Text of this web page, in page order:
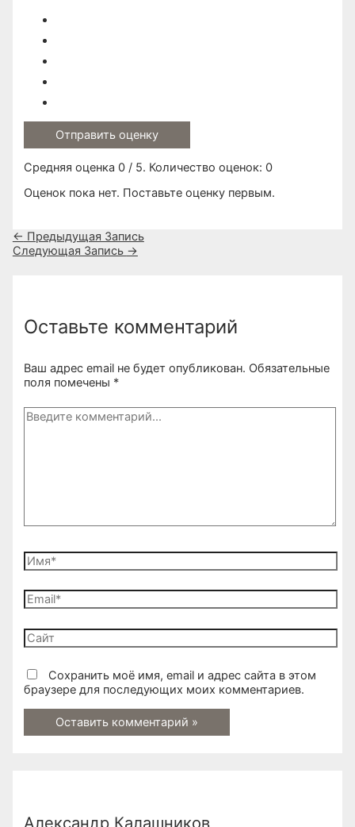
Отправить оценку
Средняя оценка 0 / 5. Количество оценок: 0
Оценок пока нет. Поставьте оценку первым.
Навигация
по
← Предыдущая Запись
Следующая Запись →
Оставьте комментарий
Ваш адрес email не будет опубликован. Обязательные
поля помечены *
Введите
комментарий...
Имя*
Email*
Сайт
Сохранить моё имя, email и адрес сайта в этом
браузере для последующих моих комментариев.
Александр Калашников